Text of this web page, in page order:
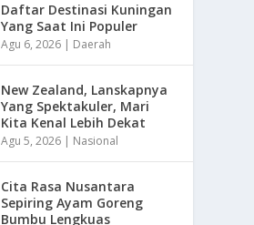
Daftar Destinasi Kuningan
Yang Saat Ini Populer
Agu 6, 2026 | Daerah
New Zealand, Lanskapnya
Yang Spektakuler, Mari
Kita Kenal Lebih Dekat
Agu 5, 2026 | Nasional
Cita Rasa Nusantara
Sepiring Ayam Goreng
Bumbu Lengkuas